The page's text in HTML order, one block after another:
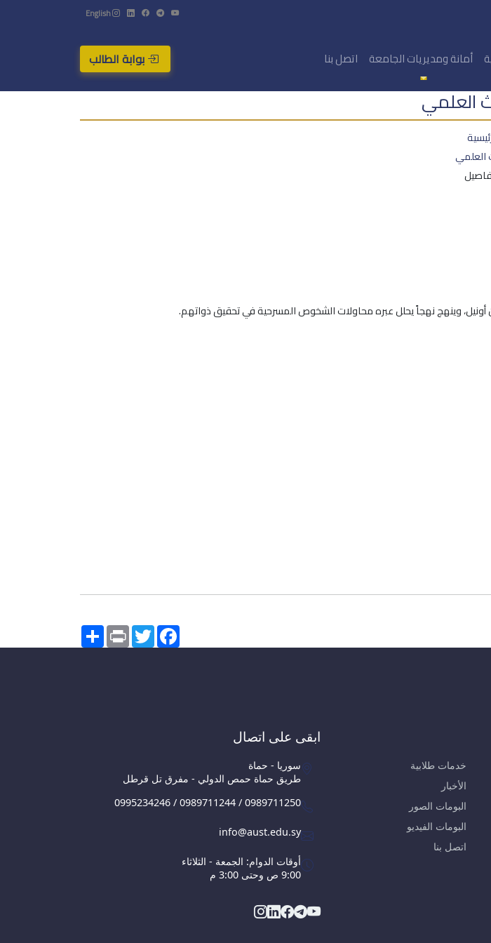
English
أمانة ومديريات الجامعة اتصل بنا بوابة الطالب
العلمي
العلمي
وينهج نهجاً يحلل عبره محاولات الشخوص المسرحية في تحقيق ذواتهم.
Share PrintTwitterFacebook
خدمات طلابية
الأخبار
البومات الصور
البومات الفيديو
اتصل بنا
ابقى على اتصال
سوريا - حماة
طريق حماة حمص الدولي - مفرق تل قرطل
0995234246 / 0989711244 / 0989711250
info@aust.edu.sy
أوقات الدوام: الجمعة - الثلاثاء
9:00 ص وحتى 3:00 م